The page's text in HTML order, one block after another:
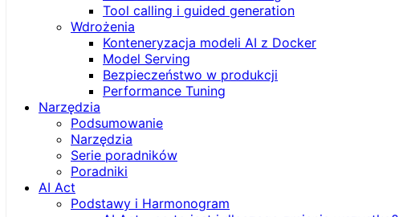
Tool calling i guided generation
Wdrożenia
Konteneryzacja modeli AI z Docker
Model Serving
Bezpieczeństwo w produkcji
Performance Tuning
Narzędzia
Podsumowanie
Narzędzia
Serie poradników
Poradniki
AI Act
Podstawy i Harmonogram